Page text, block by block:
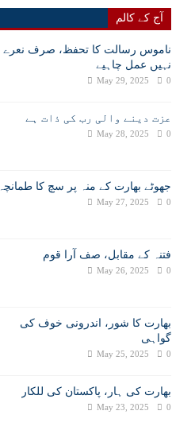
آج کے کالم
ناموس رسالت کا تحفظ، صرف نعرے
نہیں عمل چاہیے
May 29, 2025 0
عزت دینے والی رب کی ذات ہے
May 28, 2025 0
جھوٹے بھارت کے منہ پر سچ کا طمانچہ
May 27, 2025 0
فتنہ کے مقابل، صف آرا قوم
May 26, 2025 0
بھارت کا شور، اندرونی خوف کی
گواہی
May 25, 2025 0
بھارت کی ہار، پاکستان کی للکار
May 23, 2025 0